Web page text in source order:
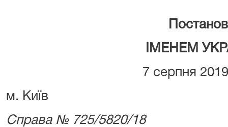
ІМЕНЕМ
7 серпня
м. Київ
Справа № 725/5820/18